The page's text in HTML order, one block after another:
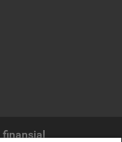
finansial